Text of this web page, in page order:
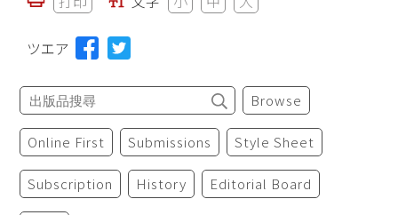
ツエア
Browse
Online First Submissions Style Sheet
Subscription History Editorial Board